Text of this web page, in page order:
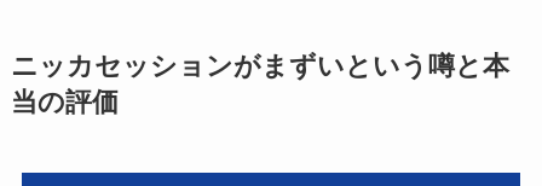
ニッカセッションがまずいという噂と本
当の評価